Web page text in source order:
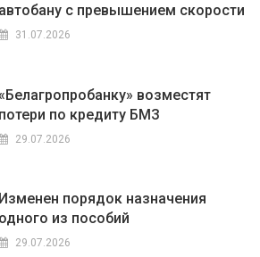
автобану с превышением скорости
31.07.2026
возместят
потери по кредиту БМЗ
29.07.2026
Изменен порядок назначения
одного из пособий
29.07.2026